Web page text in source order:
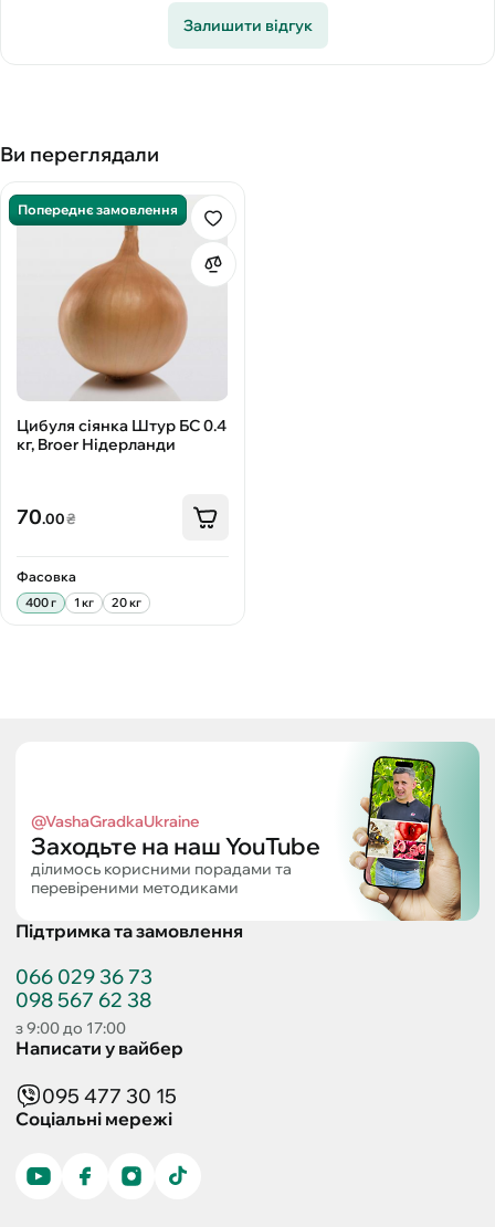
Залишити відгук
Ви переглядали
Попереднє замовлення
Цибуля сіянка Штур БС 0.4
кг, Broer Нідерланди
70.00₴
Фасовка
400 г 1 кг 20 кг
@VashaGradkaUkraine
Заходьте на наш YouTube
ділимось корисними порадами та
перевіреними методиками
Підтримка та замовлення
066 029 36 73
098 567 62 38
з 9:00 до 17:00
Написати у вайбер
095 477 30 15
Соціальні мережі